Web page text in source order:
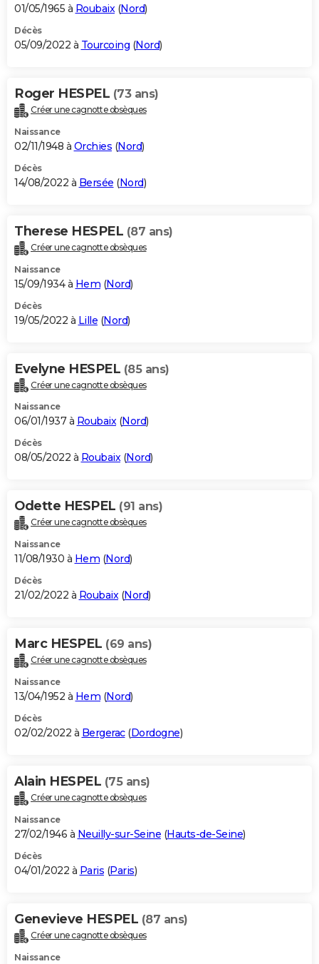
01/05/1965 à Roubaix(Nord)
Décès
05/09/2022 à Tourcoing (Nord)
Roger HESPEL (73 ans)
Créer une cagnotte obsèques
Naissance
02/11/1948 à Orchies (Nord)
Décès
14/08/2022 à Bersée (Nord)
Therese HESPEL (87 ans)
Créer une cagnotte obsèques
Naissance
15/09/1934 à Hem (Nord)
Décès
19/05/2022 à Lille (Nord)
Evelyne HESPEL (85 ans)
Créer une cagnotte obsèques
Naissance
06/01/1937 à Roubaix(Nord)
Décès
08/05/2022 à Roubaix(Nord)
Odette HESPEL (91 ans)
Créer une cagnotte obsèques
Naissance
11/08/1930 à Hem (Nord)
Décès
21/02/2022 à Roubaix(Nord)
Marc HESPEL (69 ans)
Créer une cagnotte obsèques
Naissance
13/04/1952 à Hem (Nord)
Décès
02/02/2022 à Bergerac(Dordogne)
Alain HESPEL (75 ans)
Créer une cagnotte obsèques
Naissance
27/02/1946 à Neuilly-sur-Seine (Hauts-de-Seine)
Décès
04/01/2022 à Paris (Paris)
Genevieve HESPEL (87 ans)
Créer une cagnotte obsèques
Naissance